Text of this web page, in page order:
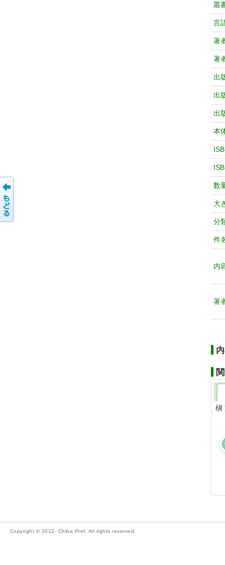
叢
言
著
著
出
出
出
本
数
大
分
件
内
著
槇
Copyright © 2012- Chiba Pref. All rights reserved.